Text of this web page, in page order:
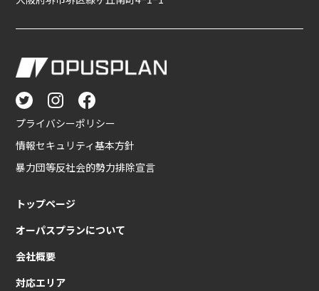
プライバシーポリシー
情報セキュリティ基本方針
暴力団等反社会的勢力排除宣言
トップページ
オーパスプランについて
会社概要
対応エリア